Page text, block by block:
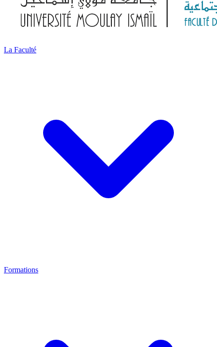
La Faculté
Formations